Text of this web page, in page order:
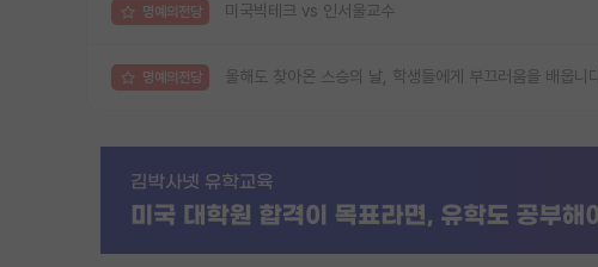
명예의전당 미국빅테크 vs 인서울교수
명예의전당 올해도 찾아온 스승의 날, 학생들에게 부끄러움을 배웁니다